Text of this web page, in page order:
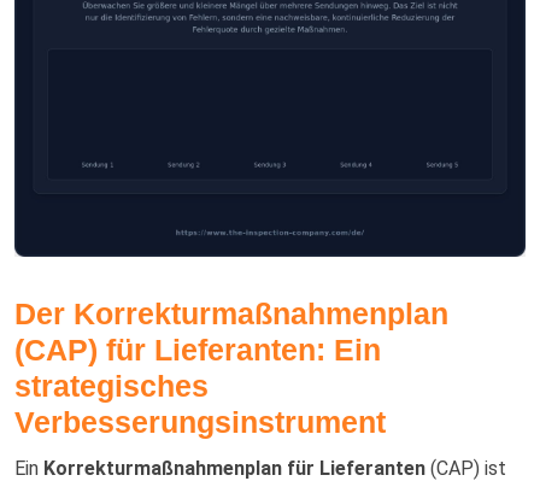
Der Korrekturmaßnahmenplan
(CAP) für Lieferanten: Ein
strategisches
Verbesserungsinstrument
Ein Korrekturmaßnahmenplan für Lieferanten (CAP) ist